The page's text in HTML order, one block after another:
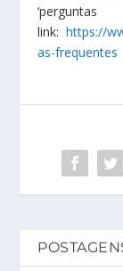
link: https://
as-frequentes